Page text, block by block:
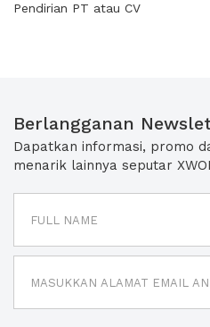
Pendirian PT atau CV
Berlangganan
Dapatkan informasi, promo
menarik lainnya seputar